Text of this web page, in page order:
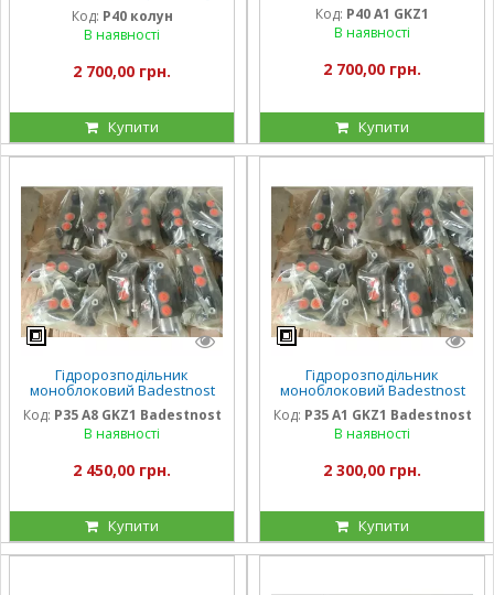
та колану
Код: Р40 колун
В наявності
2 700,00 грн.
Купити
Код: Р40 A1 GKZ1
В наявності
2 700,00 грн.
Купити
Гідророзподільник
моноблоковий Badestnost
односекційний Р35 A8 GKZ1
з фіксацією важеля Болгарія
Badestnost
Код: Р35 А8 GKZ1 Badestnost
В наявності
2 450,00 грн.
Купити
Гідророзподільник
моноблоковий Badestnost
односекційний Р35 A1 GKZ1
Болгарія Badestnost
Код: Р35 А1 GKZ1 Badestnost
В наявності
2 300,00 грн.
Купити